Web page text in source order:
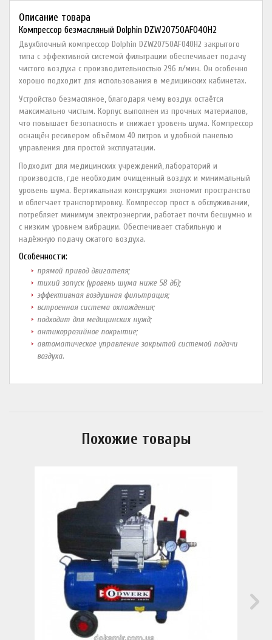
Описание товара
Компрессор безмасляный Dolphin DZW20750AF040H2
Двухблочный компрессор Dolphin DZW20750AF040H2 закрытого
типа с эффективной системой фильтрации обеспечивает подачу
чистого воздуха с производительностью 296 л/мин. Он особенно
хорошо подходит для использования в медицинских кабинетах.
Устройство безмасляное, благодаря чему воздух остаётся
максимально чистым. Корпус выполнен из прочных материалов,
что повышает безопасность и снижает уровень шума. Компрессор
оснащён ресивером объёмом 40 литров и удобной панелью
управления для простой эксплуатации.
Подходит для медицинских учреждений, лабораторий и
производств, где необходим очищенный воздух и минимальный
уровень шума. Вертикальная конструкция экономит пространство
и облегчает транспортировку. Компрессор прост в обслуживании,
потребляет минимум электроэнергии, работает почти бесшумно и
с низким уровнем вибрации. Обеспечивает стабильную и
надёжную подачу сжатого воздуха.
Особенности:
прямой привод двигателя;
тихий запуск (уровень шума ниже 58 дБ);
эффективная воздушная фильтрация;
встроенная система охлаждения;
подходит для медицинских нужд;
антикоррозийное покрытие;
автоматическое управление закрытой системой подачи
воздуха.
Похожие товары